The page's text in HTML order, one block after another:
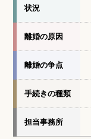
状況
離婚の原因
離婚の争点
手続きの種類
担当事務所